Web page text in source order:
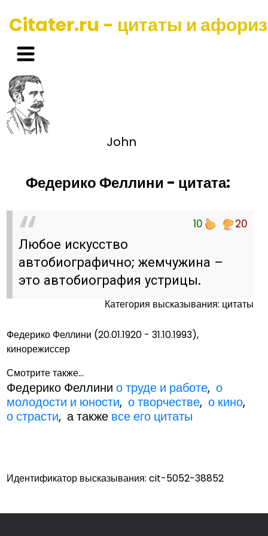
Citater.ru - цитаты и
John
Федерико Феллини - цитата:
10 20
Любое искусство
автобиографично; жемчужина –
это автобиография устрицы.
Категория высказывания: цитаты
Федерико Феллини (20.01.1920 - 31.10.1993),
кинорежиссер
Смотрите также...
Федерико Феллинио труде и работе,о
молодости и юности,о творчестве,о кино,
о страсти, а также все его цитаты
Идентификатор высказывания: cit-5052-38852